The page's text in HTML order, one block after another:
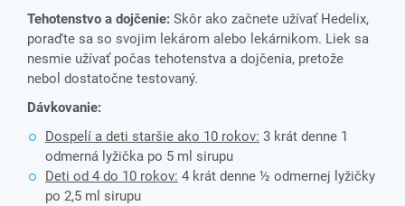
Tehotenstvo a dojčenie: Skôr ako začnete užívať Hedelix,
poraďte sa so svojim lekárom alebo lekárnikom. Liek sa
nesmie užívať počas tehotenstva a dojčenia, pretože
nebol dostatočne testovaný.
Dávkovanie:
Dospelí a deti staršie ako 10 rokov: 3 krát denne 1
odmerná lyžička po 5 ml sirupu
Deti od 4 do 10 rokov: 4 krát denne ½ odmernej lyžičky
po 2,5 ml sirupu